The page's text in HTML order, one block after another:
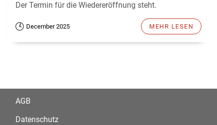
Der Termin für die Wiedereröffnung steht.
December 2025 MEHR LESEN
AGB
Datenschutz